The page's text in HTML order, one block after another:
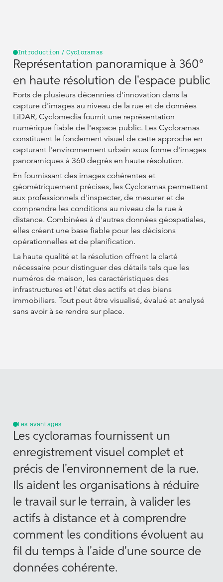
Introduction / Cycloramas
Représentation panoramique à 360°
en haute résolution de l'espace public
Forts de plusieurs décennies d'innovation dans la
capture d'images au niveau de la rue et de données
LiDAR, Cyclomedia fournit une représentation
numérique fiable de l'espace public. Les Cycloramas
constituent le fondement visuel de cette approche en
capturant l'environnement urbain sous forme d'images
panoramiques à 360 degrés en haute résolution.
En fournissant des images cohérentes et
géométriquement précises, les Cycloramas permettent
aux professionnels d'inspecter, de mesurer et de
comprendre les conditions au niveau de la rue à
distance. Combinées à d'autres données géospatiales,
elles créent une base fiable pour les décisions
opérationnelles et de planification.
La haute qualité et la résolution offrent la clarté
nécessaire pour distinguer des détails tels que les
numéros de maison, les caractéristiques des
infrastructures et l'état des actifs et des biens
immobiliers. Tout peut être visualisé, évalué et analysé
sans avoir à se rendre sur place.
Les avantages
Les cycloramas fournissent un
enregistrement visuel complet et
précis de l'environnement de la rue.
Ils aident les organisations à réduire
le travail sur le terrain, à valider les
actifs à distance et à comprendre
comment les conditions évoluent au
fil du temps à l'aide d'une source de
données cohérente.